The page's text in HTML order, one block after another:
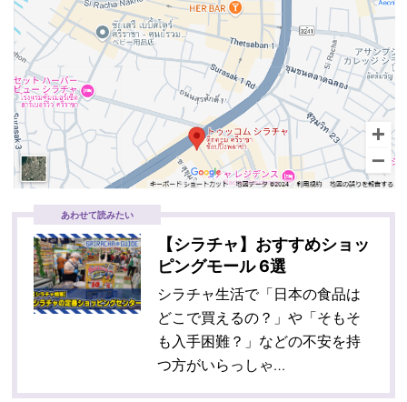
あわせて読みたい
【シラチャ】おすすめショッ
ピングモール 6選
シラチャ生活で「日本の食品は
どこで買えるの？」や「そもそ
も入手困難？」などの不安を持
つ方がいらっしゃ…